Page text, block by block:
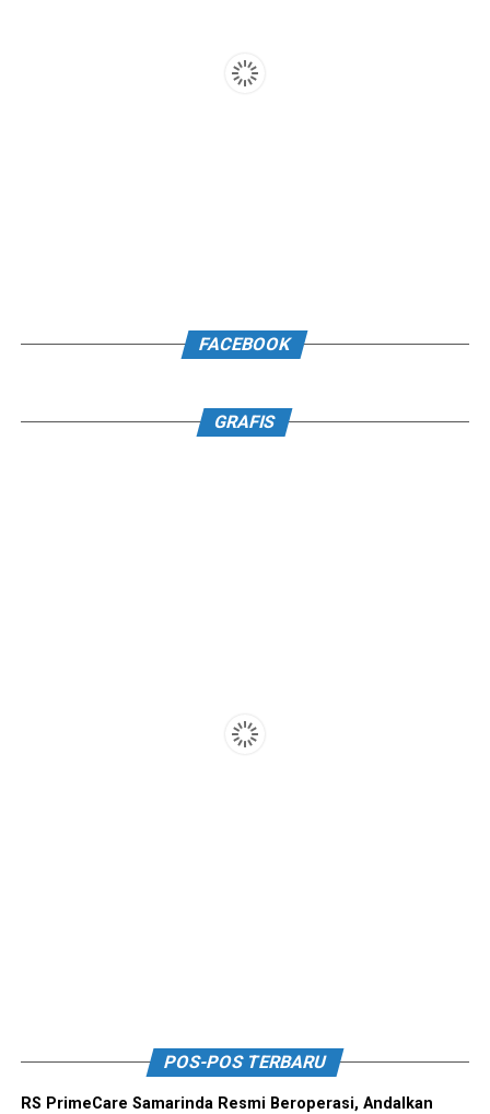
FACEBOOK
GRAFIS
POS-POS TERBARU
RS PrimeCare Samarinda Resmi Beroperasi, Andalkan